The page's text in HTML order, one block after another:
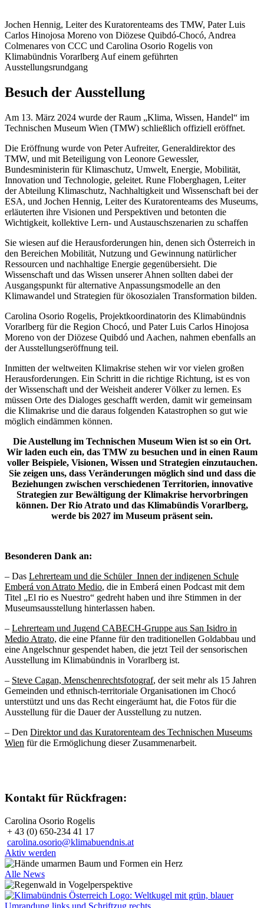
Jochen Hennig, Leiter des Kuratorenteams des TMW, Pater Luis
Carlos Hinojosa Moreno von Diözese Quibdó-Chocó, Andrea
Colmenares von CCC und Carolina Osorio Rogelis von
Klimabündnis Vorarlberg Auf einem geführten
Ausstellungsrundgang
Besuch der Ausstellung
Am 13. März 2024 wurde der Raum „Klima, Wissen, Handel“ im
Technischen Museum Wien (TMW) schließlich offiziell eröffnet.
Die Eröffnung wurde von Peter Aufreiter, Generaldirektor des
TMW, und mit Beteiligung von Leonore Gewessler,
Bundesministerin für Klimaschutz, Umwelt, Energie, Mobilität,
Innovation und Technologie, geleitet. Rune Floberghagen, Leiter
der Abteilung Klimaschutz, Nachhaltigkeit und Wissenschaft bei der
ESA, und Jochen Hennig, Leiter des Kuratorenteams des Museums,
erläuterten ihre Visionen und Perspektiven und betonten die
Wichtigkeit, kollektive Lern- und Austauschszenarien zu schaffen
Sie wiesen auf die Herausforderungen hin, denen sich Österreich in
den Bereichen Mobilität, Nutzung und Gewinnung natürlicher
Ressourcen und nachhaltige Energie gegenübersieht. Die
Wissenschaft und das Wissen unserer Ahnen sollten dabei der
Ausgangspunkt für alternative Anpassungsmodelle an den
Klimawandel und Strategien für ökosozialen Transformation bilden.
Carolina Osorio Rogelis, Projektkoordinatorin des Klimabündnis
Vorarlberg für die Region Chocó, und Pater Luis Carlos Hinojosa
Moreno von der Diözese Quibdó und Aachen, nahmen ebenfalls an
der Ausstellungseröffnung teil.
Inmitten der weltweiten Klimakrise stehen wir vor vielen großen
Herausforderungen. Ein Schritt in die richtige Richtung, ist es von
der Wissenschaft und der Weisheit anderer Völker zu lernen. Es
müssen Orte des Dialoges geschafft werden, damit wir gemeinsam
die Klimakrise und die daraus folgenden Katastrophen so gut wie
möglich eindämmen können.
Die Austellung im Technischen Museum Wien ist so ein Ort.
Wir laden euch ein, das TMW zu besuchen und in einen Raum
voller Beispiele, Visionen, Wissen und Strategien einzutauchen.
Sie zeigen uns, dass Veränderungen möglich sind und dass die
Beziehungen zwischen verschiedenen Territorien, innovative
Strategien zur Bewältigung der Klimakrise hervorbringen
können. Der Rio Atrato und das Klimabündis Vorarlberg,
werde bis 2027 im Museum präsent sein.
Besonderen Dank an:
– Das Lehrerteam und die Schüler_Innen der indigenen Schule
Emberá von Atrato Medio, die in Emberá einen Podcast mit dem
Titel „El rio es Nuestro“ gedreht haben und ihre Stimmen in der
Museumsausstellung hinterlassen haben.
– Lehrerteam und Jugend CABECH-Gruppe aus San Isidro in
Medio Atrato, die eine Pfanne für den traditionellen Goldabbau und
eine Angelschnur gespendet haben, die jetzt Teil der sensorischen
Ausstellung im Klimabündnis in Vorarlberg ist.
– Steve Cagan, Menschenrechtsfotograf, der seit mehr als 15 Jahren
Gemeinden und ethnisch-territoriale Organisationen im Chocó
unterstützt und uns das Recht eingeräumt hat, die Fotos für die
Ausstellung für die Dauer der Ausstellung zu nutzen.
– Den Direktor und das Kuratorenteam des Technischen Museums
Wien für die Ermöglichung dieser Zusammenarbeit.
Kontakt für Rückfragen:
Carolina Osorio Rogelis
+ 43 (0) 650-234 41 17
carolina.osorio@klimabuendnis.at
Aktiv werden
Alle News